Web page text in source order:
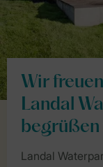
Wir
Landal
begrüßen
Landal